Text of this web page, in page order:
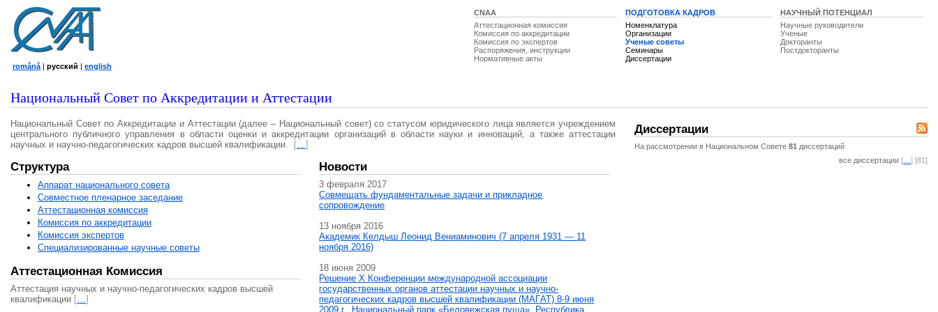
CNAA
Аттестационная комиссия
Комиссия по аккредитации
Комиссия по экспертов
Распоряжения, инструкции
Нормативные акты
ПОДГОТОВКА КАДРОВ
Номенклатура
Организации
Ученые советы
Семинары
Диссертации
НАУЧНЫЙ ПОТЕНЦИАЛ
Научные руководители
Ученые
Докторанты
Постдокторанты
română | русский | english
Национальный Совет по Аккредитации и Аттестации
Национальный Совет по Аккредитации и Аттестации (далее – Национальный совет) со статусом юридического лица является учреждением
центрального публичного управления в области оценки и аккредитации организаций в области науки и инноваций, а также аттестации
научных и научно-педагогических кадров высшей квалификации.
[…]
Структура
Аппарат национального совета
Совместное пленарное заседание
Аттестационная комисcия
Комиссия по аккредитации
Комиссия экспертов
Специализированные научные советы
Аттестационная Комиссия
Аттестация научных и научно-педагогических кадров высшей
квалификации […]
Новости
3 февраля 2017
Совмещать фундаментальные задачи и прикладное
сопровождение
13 ноября 2016
Академик Келдыш Леонид Вениаминович (7 апреля 1931 — 11
ноября 2016)
18 июня 2009
Решение X Конференции международной ассоциации
государственных органов аттестации научных и научно-
педагогических кадров высшей квалификации (МАГAT) 8-9 июня
2009 г., Национальный парк «Беловежская пуща», Республика
Диссертации
На рассмотрении в Национальном Совете 81 диссертаций
все диссертации [ ] [81]